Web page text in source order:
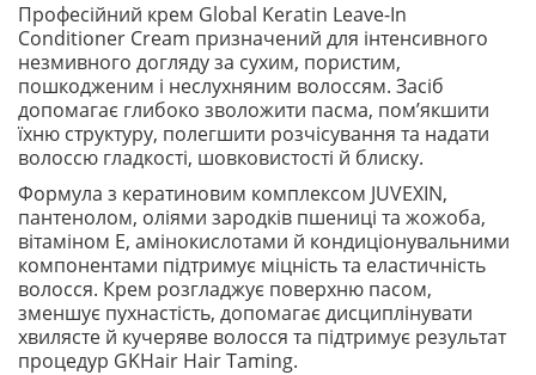
Професійний крем Global Keratin Leave-In
Conditioner Cream призначений для інтенсивного
незмивного догляду за сухим, пористим,
пошкодженим і неслухняним волоссям. Засіб
допомагає глибоко зволожити пасма, пом’якшити
їхню структуру, полегшити розчісування та надати
волоссю гладкості, шовковистості й блиску.
Формула з кератиновим комплексом JUVEXIN,
пантенолом, оліями зародків пшениці та жожоба,
вітаміном Е, амінокислотами й кондиціонувальними
компонентами підтримує міцність та еластичність
волосся. Крем розгладжує поверхню пасом,
зменшує пухнастість, допомагає дисциплінувати
хвилясте й кучеряве волосся та підтримує результат
процедур GKHair Hair Taming.